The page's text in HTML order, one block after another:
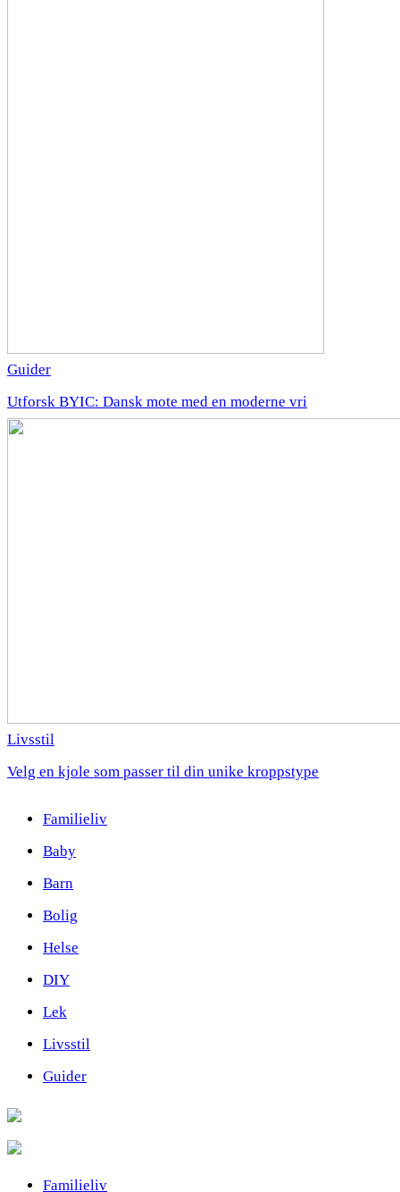
Guider
Utforsk BYIC: Dansk mote med en moderne vri
Livsstil
Velg en kjole som passer til din unike kroppstype
Familieliv
Baby
Barn
Bolig
Helse
DIY
Lek
Livsstil
Guider
Familieliv